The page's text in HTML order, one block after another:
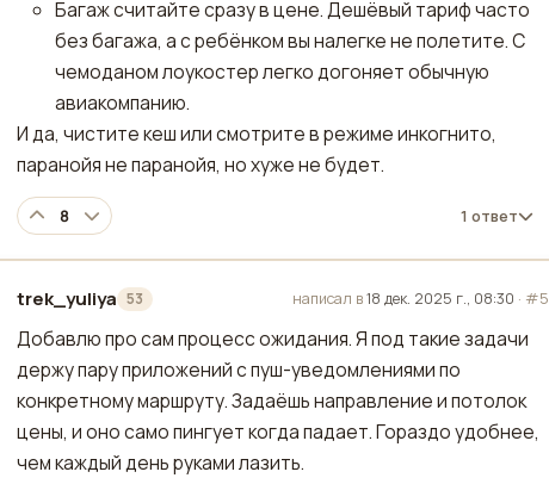
Багаж считайте сразу в цене. Дешёвый тариф часто
без багажа, а с ребёнком вы налегке не полетите. С
чемоданом лоукостер легко догоняет обычную
авиакомпанию.
И да, чистите кеш или смотрите в режиме инкогнито,
паранойя не паранойя, но хуже не будет.
8 1 ответ
trek_yuliya 53
отредактировано написал в18 дек. 2025 г., 08:30 · #5
Добавлю про сам процесс ожидания. Я под такие задачи
держу пару приложений с пуш-уведомлениями по
конкретному маршруту. Задаёшь направление и потолок
цены, и оно само пингует когда падает. Гораздо удобнее,
чем каждый день руками лазить.